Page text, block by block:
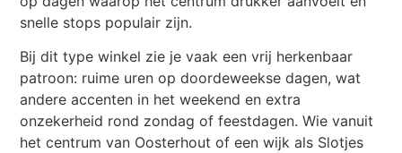
snelle stops populair zijn.
Bij dit type winkel zie je vaak een vrij herkenbaar
patroon: ruime uren op doordeweekse dagen, wat
andere accenten in het weekend en extra
onzekerheid rond zondag of feestdagen. Wie vanuit
het centrum van Oosterhout of een wijk als Slotjes